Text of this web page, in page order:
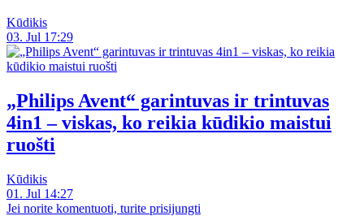
Kūdikis
03. Jul 17:29
„Philips Avent“ garintuvas ir trintuvas
4in1 – viskas, ko reikia kūdikio maistui
ruošti
Kūdikis
01. Jul 14:27
Jei norite komentuoti, turite prisijungti